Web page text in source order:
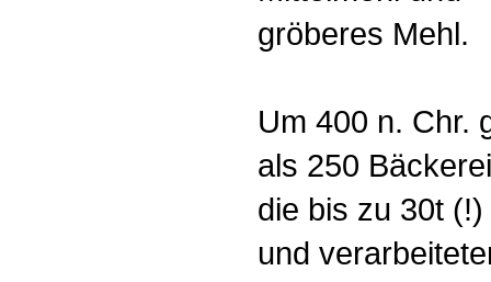
gröberes Mehl.
Um 400 n. Chr.
als 250
die bis zu 30t
und